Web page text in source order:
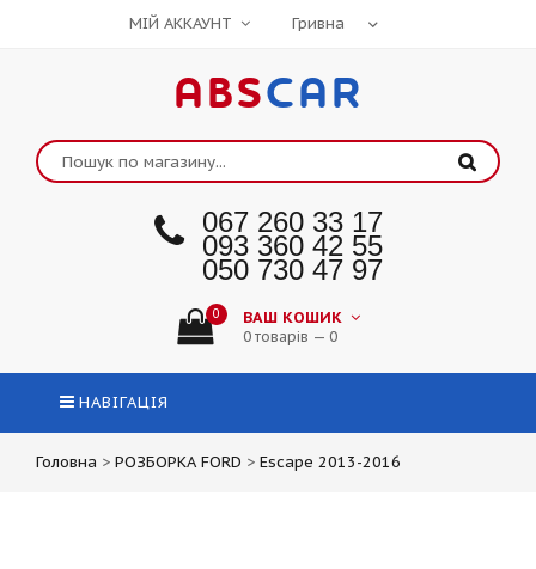
МІЙ АККАУНТ
ABSCAR
067 260 33 17
093 360 42 55
050 730 47 97
0 ВАШ КОШИК
0 товарів — 0
НАВІГАЦІЯ
Головна > РОЗБОРКА FORD > Escape 2013-2016